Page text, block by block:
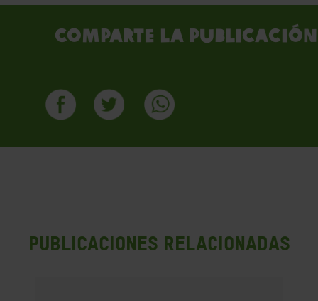
Comparte la publicación
PUBLICACIONES RELACIONADAS